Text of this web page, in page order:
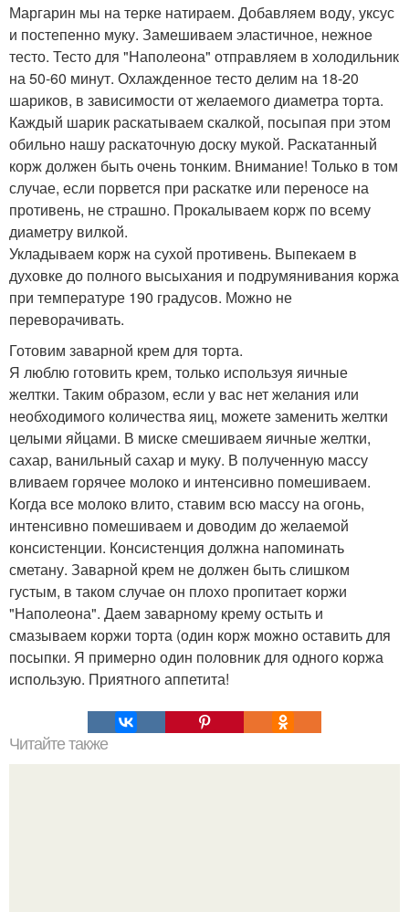
Маргарин мы на терке натираем. Добавляем воду, уксус
и постепенно муку. Замешиваем эластичное, нежное
тесто. Тесто для "Наполеона" отправляем в холодильник
на 50-60 минут. Охлажденное тесто делим на 18-20
шариков, в зависимости от желаемого диаметра торта.
Каждый шарик раскатываем скалкой, посыпая при этом
обильно нашу раскаточную доску мукой. Раскатанный
корж должен быть очень тонким. Внимание! Только в том
случае, если порвется при раскатке или переносе на
противень, не страшно. Прокалываем корж по всему
диаметру вилкой.
Укладываем корж на сухой противень. Выпекаем в
духовке до полного высыхания и подрумянивания коржа
при температуре 190 градусов. Можно не
переворачивать.
Готовим заварной крем для торта.
Я люблю готовить крем, только используя яичные
желтки. Таким образом, если у вас нет желания или
необходимого количества яиц, можете заменить желтки
целыми яйцами. В миске смешиваем яичные желтки,
сахар, ванильный сахар и муку. В полученную массу
вливаем горячее молоко и интенсивно помешиваем.
Когда все молоко влито, ставим всю массу на огонь,
интенсивно помешиваем и доводим до желаемой
консистенции. Консистенция должна напоминать
сметану. Заварной крем не должен быть слишком
густым, в таком случае он плохо пропитает коржи
"Наполеона". Даем заварному крему остыть и
смазываем коржи торта (один корж можно оставить для
посыпки. Я примерно один половник для одного коржа
использую. Приятного аппетита!
Читайте также